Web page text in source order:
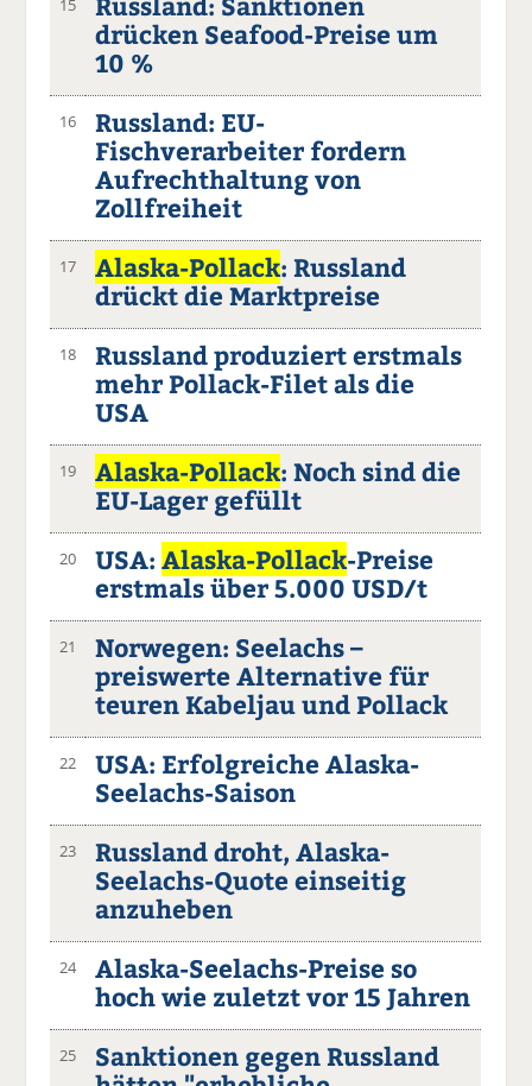
15
drücken Seafood-Preise um
10 %
16
Russland: EU-
Fischverarbeiter fordern
Aufrechthaltung von
Zollfreiheit
17 Alaska-Pollack: Russland
drückt die Marktpreise
18
Russland produziert erstmals
mehr Pollack-Filet als die
USA
19 Alaska-Pollack: Noch sind die
EU-Lager gefüllt
20 USA:Alaska-Pollack-Preise
erstmals über 5.000 USD/t
21
Norwegen: Seelachs –
preiswerte Alternative für
teuren Kabeljau und Pollack
22
USA: Erfolgreiche Alaska-
Seelachs-Saison
23
Russland droht, Alaska-
Seelachs-Quote einseitig
anzuheben
24
Alaska-Seelachs-Preise so
hoch wie zuletzt vor 15 Jahren
25
Sanktionen gegen Russland